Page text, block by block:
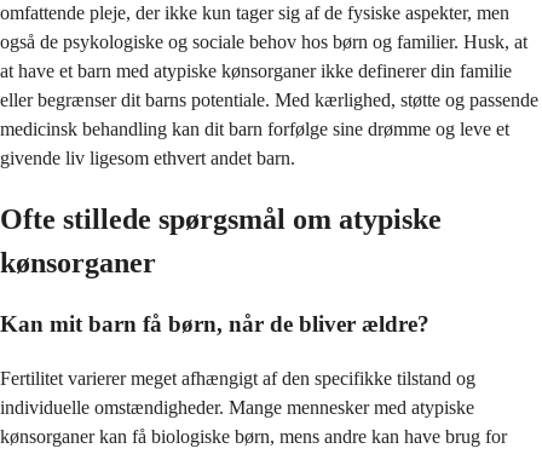
omfattende pleje, der ikke kun tager sig af de fysiske aspekter, men
også de psykologiske og sociale behov hos børn og familier. Husk, at
at have et barn med atypiske kønsorganer ikke definerer din familie
eller begrænser dit barns potentiale. Med kærlighed, støtte og passende
medicinsk behandling kan dit barn forfølge sine drømme og leve et
givende liv ligesom ethvert andet barn.
Ofte stillede spørgsmål om atypiske
kønsorganer
Kan mit barn få børn, når de bliver ældre?
Fertilitet varierer meget afhængigt af den specifikke tilstand og
individuelle omstændigheder. Mange mennesker med atypiske
kønsorganer kan få biologiske børn, mens andre kan have brug for